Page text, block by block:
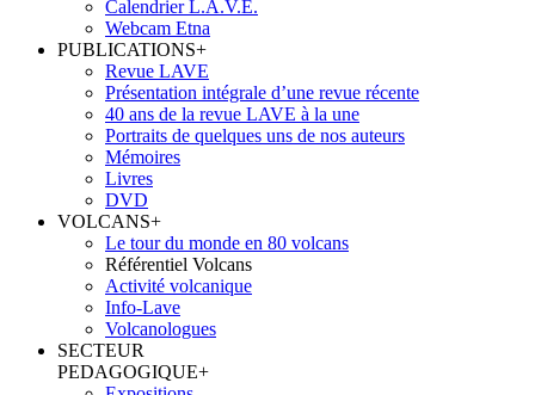
Calendrier L.A.V.E.
Webcam Etna
PUBLICATIONS+
Revue LAVE
Présentation intégrale d’une revue récente
40 ans de la revue LAVE à la une
Portraits de quelques uns de nos auteurs
Mémoires
Livres
DVD
VOLCANS+
Le tour du monde en 80 volcans
Référentiel Volcans
Activité volcanique
Info-Lave
Volcanologues
SECTEUR
PEDAGOGIQUE+